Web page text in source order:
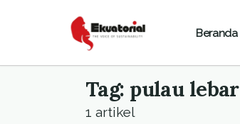
Beranda
Tag: pulau lebar
1 artikel